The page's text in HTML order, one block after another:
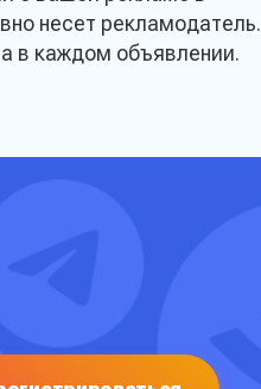
несет рекламодатель.
в каждом объявлении.
расчет